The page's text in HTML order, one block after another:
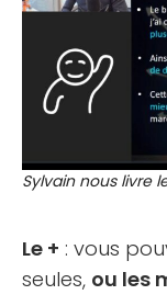
Sylvain nous livre
Le + : vous
seules, ou les